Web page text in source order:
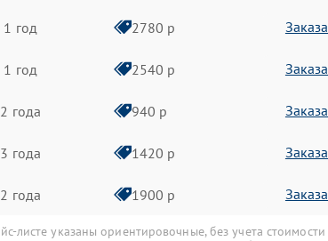
1 год 2780 р
1 год 2540 р
2 года 940 р
3 года 1420 р
2 года 1900 р
листе указаны ориентировочные, без учета стоимости